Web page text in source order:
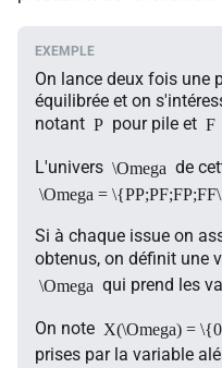
On lance deux fois une
équilibrée et on
notant P pour pile et F
L'univers \Omega de
\Omega =
Si à chaque issue on
obtenus, on définit une
\Omega qui prend les
On note X(\Omega) =
prises par la variable